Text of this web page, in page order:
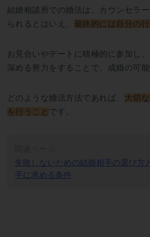
結婚相談所での婚活は、カウンセラ
られるとはいえ、 最終的には自分の
お見合いやデートに積極的に参加し
深める努力をすることで、成婚の可能
どのような婚活方法であれば、 大切
を行うこと です。
失敗しないための結婚相手の選び方
手に求める条件